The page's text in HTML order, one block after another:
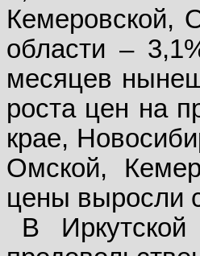
Кемеровской,
области –
месяцев
роста цен на
крае,
Омской,
цены выросли
В